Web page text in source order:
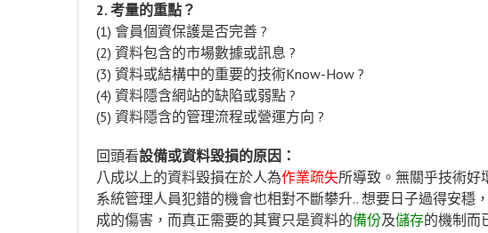
2. 考量的重點？
(1) 會員個資保護是否完善 ?
(2) 資料包含的市場數據或訊息 ?
(3) 資料或結構中的重要的技術Know-How ?
(4) 資料隱含網站的缺陷或弱點 ?
(5) 資料隱含的管理流程或營運方向 ?
回頭看設備或資料毀損的原因：
八成以上的資料毀損在於人為作業疏失所導致。無關乎技術好
系統管理人員犯錯的機會也相對不斷攀升.. 想要日子過得安穩
成的傷害，而真正需要的其實只是資料的備份及儲存的機制而